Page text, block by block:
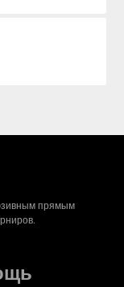
прямым